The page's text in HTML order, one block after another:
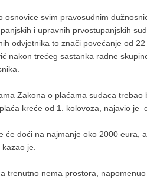
osnovice svim pravosudnim
i upravnih prvostupanjskih
odvjetnika to znači povećanje od
nakon trećeg sastanka radne
Zakona o plaćama sudaca
kreće od 1. kolovoza, najavio je
će doći na najmanje oko 2000
je.
trenutno nema prostora,